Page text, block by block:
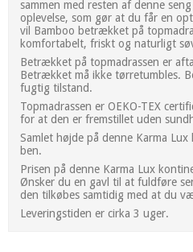
sammen med resten af denne
oplevelse, som gør at du får en
vil Bamboo betrækket på
komfortabelt, friskt og naturligt
Betrækket på topmadrassen er
Betrækket må ikke tørretumbles.
fugtig tilstand.
Topmadrassen er OEKO-TEX
for at den er fremstillet uden
Samlet højde på denne Karma
ben.
Prisen på denne Karma Lux
Ønsker du en gavl til at fuldføre
den tilkøbes samtidig med at du
Leveringstiden er cirka 3 uger.